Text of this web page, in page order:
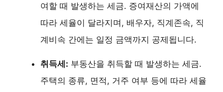
여할 때 발생하는 세금. 증여재산의 가액에
따라 세율이 달라지며, 배우자, 직계존속, 직
계비속 간에는 일정 금액까지 공제됩니다.
취득세: 부동산을 취득할 때 발생하는 세금.
주택의 종류, 면적, 거주 여부 등에 따라 세율